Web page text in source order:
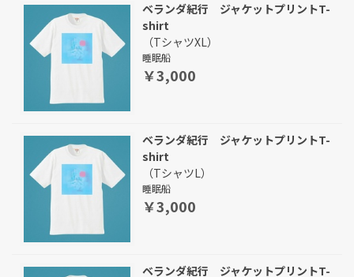
ベランダ紀行 ジャケットプリントT-
shirt
（TシャツXL）
睡眠船
￥3,000
ベランダ紀行 ジャケットプリントT-
shirt
（TシャツL）
睡眠船
￥3,000
ベランダ紀行 ジャケットプリントT-